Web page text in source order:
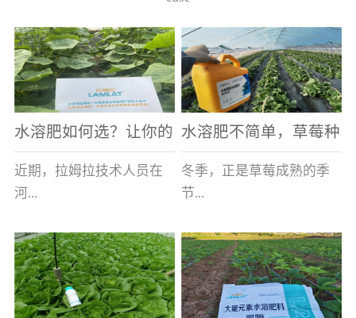
水溶肥如何选？让你的
老棚土好产量高
近期，拉姆拉技术人员在
河...
南走访时，发现当地许多
蔬菜产区，老棚数量占多
数，连年的重茬、土壤板
水溶肥不简单，草莓种
植户指名要使用
冬季，正是草莓成熟的季
节...
，也是山东窦大哥开心的
时刻，从一大早接到收购
商的电话，就开始在草莓